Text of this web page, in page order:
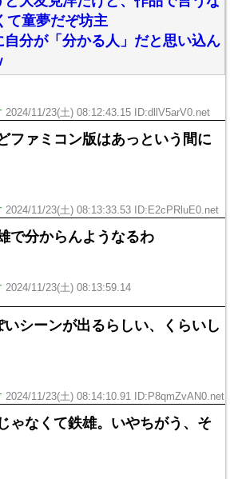
て童夢だぞ坊主
分が「分かる人」だと思い込ん
2024/11/23(土) 08:12:43.15 ID:dllV5arV0.net
ファミコン版はあっという間に
2024/11/23(土) 08:13:33.53 ID:E2cPRluE0.net
で分からんようなるわ
2024/11/23(土) 08:13:59.14
シーンが出るらしい、くらいし
2024/11/23(土) 08:14:10.91 ID:P8qmZvAN0.net
ゃなくて鉄雄。いやちがう、そ